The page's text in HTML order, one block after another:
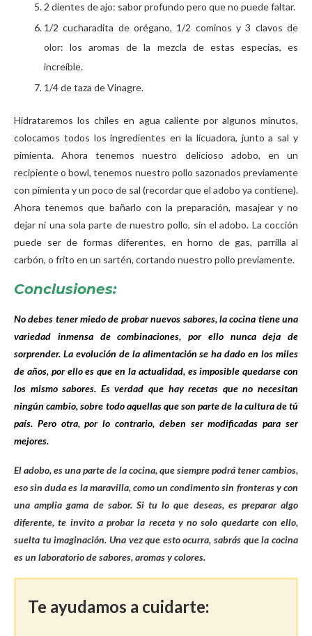
2 dientes de ajo: sabor profundo pero que no puede faltar.
1/2 cucharadita de orégano, 1/2 cominos y 3 clavos de
olor: los aromas de la mezcla de estas especias, es
increíble.
1/4 de taza de Vinagre.
Hidrataremos los chiles en agua caliente por algunos minutos,
colocamos todos los ingredientes en la licuadora, junto a sal y
pimienta. Ahora tenemos nuestro delicioso adobo, en un
recipiente o bowl, tenemos nuestro pollo sazonados previamente
con pimienta y un poco de sal (recordar que el adobo ya contiene).
Ahora tenemos que bañarlo con la preparación, masajear y no
dejar ni una sola parte de nuestro pollo, sin el adobo. La cocción
puede ser de formas diferentes, en horno de gas, parrilla al
carbón, o frito en un sartén, cortando nuestro pollo previamente.
Conclusiones:
No debes tener miedo de probar nuevos sabores, la cocina tiene una
variedad inmensa de combinaciones, por ello nunca deja de
sorprender. La evolución de la alimentación se ha dado en los miles
de años, por ello es que en la actualidad, es imposible quedarse con
los mismo sabores. Es verdad que hay recetas que no necesitan
ningún cambio, sobre todo aquellas que son parte de la cultura de tú
país. Pero otra, por lo contrario, deben ser modificadas para ser
mejores.
El adobo, es una parte de la cocina, que siempre podrá tener cambios,
eso sin duda es la maravilla, como un condimento sin fronteras y con
una amplia gama de sabor. Si tu lo que deseas, es preparar algo
diferente, te invito a probar la receta y no solo quedarte con ello,
suelta tu imaginación. Una vez que esto ocurra, sabrás que la cocina
es un laboratorio de sabores, aromas y colores.
Te ayudamos a cuidarte: